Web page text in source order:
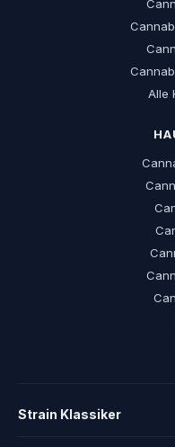
Alle
Strain Klassiker